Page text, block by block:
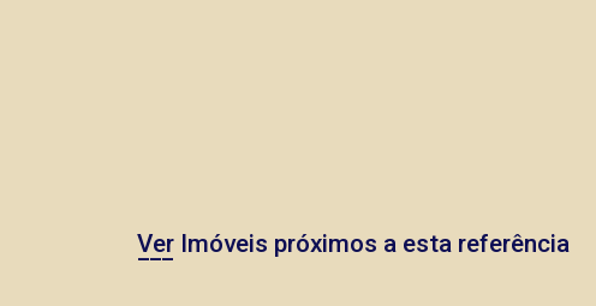
Ver Imóveis próximos a esta referência